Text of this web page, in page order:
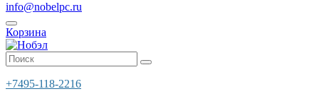
info@nobelpc.ru
Корзина
+7495-118-2216